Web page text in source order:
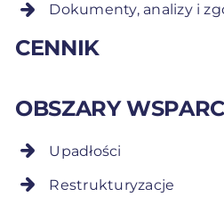
Dokumenty, analizy i
CENNIK
OBSZARY
Upadłości
Restrukturyzacje